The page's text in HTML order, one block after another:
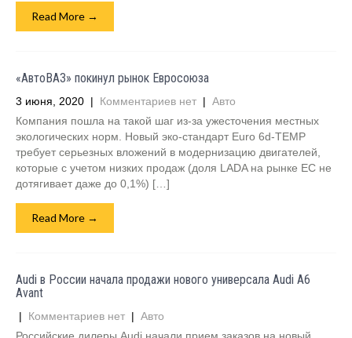
Read More →
«АвтоВАЗ» покинул рынок Евросоюза
3 июня, 2020 | Комментариев нет | Авто
Компания пошла на такой шаг из-за ужесточения местных
экологических норм. Новый эко-стандарт Euro 6d-TEMP
требует серьезных вложений в модернизацию двигателей,
которые с учетом низких продаж (доля LADA на рынке ЕС не
дотягивает даже до 0,1%) […]
Read More →
Audi в России начала продажи нового универсала Audi A6
Avant
| Комментариев нет | Авто